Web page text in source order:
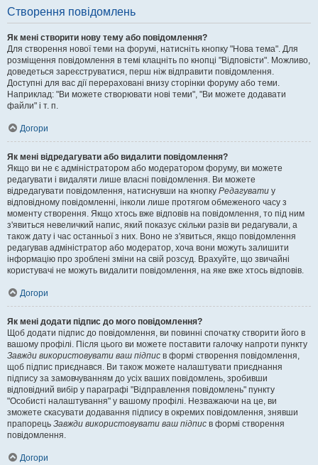
Створення повідомлень
Як мені створити нову тему або повідомлення?
Для створення нової теми на форумі, натисніть кнопку "Нова тема". Для
розміщення повідомлення в темі клацніть по кнопці "Відповісти". Можливо,
доведеться зареєструватися, перш ніж відправити повідомлення.
Доступні для вас дії перераховані внизу сторінки форуму або теми.
Наприклад: "Ви можете створювати нові теми", "Ви можете додавати
файли" і т. п.
Догори
Як мені відредагувати або видалити повідомлення?
Якщо ви не є адміністратором або модератором форуму, ви можете
редагувати і видаляти лише власні повідомлення. Ви можете
відредагувати повідомлення, натиснувши на кнопку Редагувати у
відповідному повідомленні, інколи лише протягом обмеженого часу з
моменту створення. Якщо хтось вже відповів на повідомлення, то під ним
з'явиться невеличкий напис, який показує скільки разів ви редагували, а
також дату і час останньої з них. Воно не з'явиться, якщо повідомлення
редагував адміністратор або модератор, хоча вони можуть залишити
інформацію про зроблені зміни на свій розсуд. Врахуйте, що звичайні
користувачі не можуть видалити повідомлення, на яке вже хтось відповів.
Догори
Як мені додати підпис до мого повідомлення?
Щоб додати підпис до повідомлення, ви повинні спочатку створити його в
вашому профілі. Після цього ви можете поставити галочку напроти пункту
Завжди використовувати ваш підпис в формі створення повідомлення,
щоб підпис приєднався. Ви також можете налаштувати приєднання
підпису за замовчуванням до усіх ваших повідомлень, зробивши
відповідний вибір у параграфі "Відправлення повідомлень" пункту
"Особисті налаштування" у вашому профілі. Незважаючи на це, ви
зможете скасувати додавання підпису в окремих повідомлення, знявши
прапорець Завжди використовувати ваш підпис в формі створення
повідомлення.
Догори